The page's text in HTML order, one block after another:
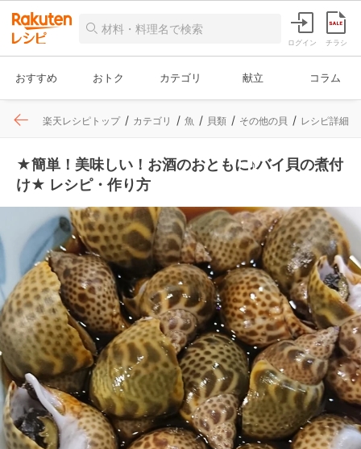
ログイン チラシ
おすすめ おトク カテゴリ 献立 コラム
楽天レシピトップ カテゴリ 魚 貝類 その他の貝 レシピ詳細
★簡単！美味しい！お酒のおともに♪バイ貝の煮付
け★ レシピ・作り方